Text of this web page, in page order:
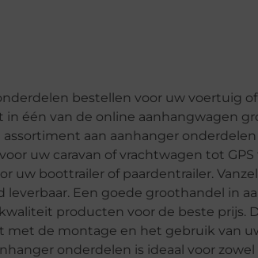
bestellen voor uw voertuig
één van de online aanhangwagen
aan aanhanger
uw caravan of vrachtwagen tot
uw boottrailer of paardentrailer.
leverbaar. Een goede groothandel in
producten voor de beste prijs.
met de montage en het gebruik van
onderdelen is ideaal voor